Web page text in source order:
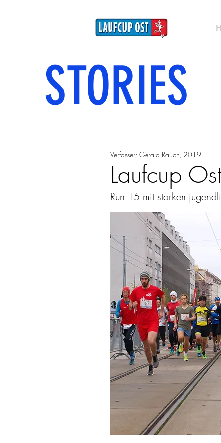
STORIES
Verfasser: Gerald Rauch, 2019
Laufcup
Run 15 mit starken